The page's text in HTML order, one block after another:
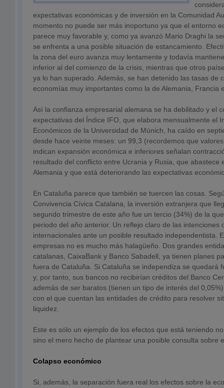
expectativas económicas y de inversión en la Comunidad
momento no puede ser más inoportuno ya que el entorno
parece muy favorable y, como ya avanzó Mario Draghi la
se enfrenta a una posible situación de estancamiento.
la zona del euro avanza muy lentamente y todavía
inferior al del comienzo de la crisis, mientras que otros
ya lo han superado. Además, se han detenido las tasas de
economías muy importantes como la de Alemania, Francia
Así la confianza empresarial alemana se ha debilitado y el
expectativas del Índice IFO, que elabora mensualmente el
Económicos de la Universidad de Múnich, ha caído en
desde hace veinte meses: un 99,3 (recordemos que
indican expansión económica e inferiores señalan
resultado del conflicto entre Ucrania y Rusia, que abastece
Alemania y que está deteriorando las expectativas
En Cataluña parece que también se tuercen las cosas.
Convivencia Cívica Catalana, la inversión extranjera que
segundo trimestre de este año fue un tercio (34%) de la
periodo del año anterior. Un reflejo claro de las intenciones
internacionales ante un posible resultado independentista.
empresas no es mucho más halagüeño. Dos grandes
catalanas, CaixaBank y Banco Sabadell, ya tienen planes
fuera de Cataluña. Si Cataluña se independiza se quedará
y, por tanto, sus bancos no recibirían créditos del Banco
además de ser baratos (tienen un tipo de interés del
con el que cuentan las entidades de crédito para resolver
liquidez.
Este es sólo un ejemplo de los efectos que está teniendo
sino el mero hecho de plantear una posible consulta sobre
Colapso económico
Si, además, la separación fuera real los efectos sobre la